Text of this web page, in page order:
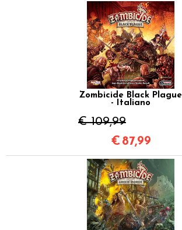
Zombicide Black Plague
- Italiano
€ 109,99
€ 87,99